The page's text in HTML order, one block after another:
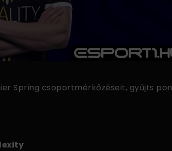
Spring csoportmérkőzéseit, gyűjts